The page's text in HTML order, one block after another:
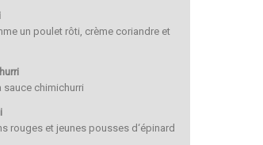
un poulet rôti, crème coriandre et
sauce chimichurri
rouges et jeunes pousses d‘épinard